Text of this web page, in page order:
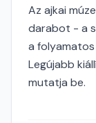
Az ajkai
darabot - a
a
Legújabb
mutatja be.